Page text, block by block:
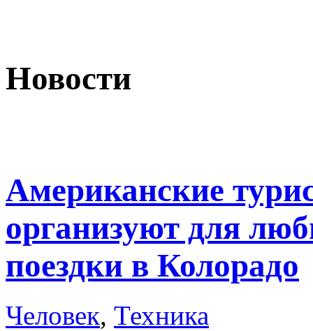
Новости
Американские
организуют для
поездки в Колорадо
Человек, Техника